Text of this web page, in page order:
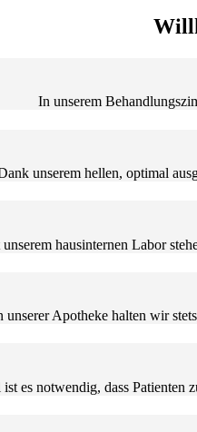
In unserem
unserem hellen, optimal
hausinternen Labor
unserer Apotheke halten wir
es notwendig, dass Patienten